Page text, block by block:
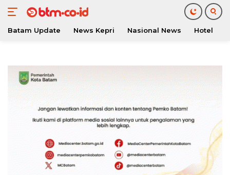
konten
Batam Update News Kepri Nasional News Hotel